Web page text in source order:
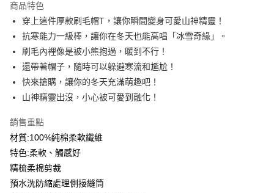
合作金庫商業銀行
華南商業銀行
彰化商業銀行
上海商業儲蓄銀行
台北富邦商業銀行
國泰世華商業銀行
兆豐國際商業銀行
臺灣中小企業銀行
台中商業銀行
匯豐（台灣）商業銀行
聯邦商業銀行
遠東國際商業銀行
元大商業銀行
永豐商業銀行
台新國際商業銀行
台灣樂天信用卡公司
6 期 0 利率 每期
華南商業銀行
彰化商業銀行
上海商業儲蓄銀行
台北富邦商業銀行
國泰世華商業銀行
兆豐國際商業銀行
臺灣中小企業銀行
台中商業銀行
匯豐（台灣）商業銀行
華泰商業銀行
元大商業銀行
玉山商業銀行
台灣樂天信用卡公司
12 期 0 利率 每期NT$49
合作金庫商業銀行
第一商業銀行
上海商業儲蓄銀行
台北富邦商業銀行
國泰世華商業銀行
兆豐國際商業銀行
臺灣中小企業銀行
台中商業銀行
聯邦商業銀行
元大商業銀行
玉山商業銀行
台新國際商業銀行
超商取貨付款
LINE Pay
Apple Pay
街口支付
悠遊付
Google Pay
全盈+PAY
商品特色
穿上這件厚款刷毛帽T，讓你瞬間變身可愛山神精靈！
抗寒能力一級棒，讓你在冬天也能高唱「冰雪奇緣」。
刷毛內裡像是被小熊抱過，暖到不行！
還帶著帽子，隨時可以躲避寒流和尷尬！
快來搶購，讓你的冬天充滿萌趣吧！
山神精靈出沒，小心被可愛到融化！
銷售重點
材質:100%純棉柔軟纖維
特色:柔軟、觸感好
精梳柔棉剪裁
預水洗防縮處理側接縫筒